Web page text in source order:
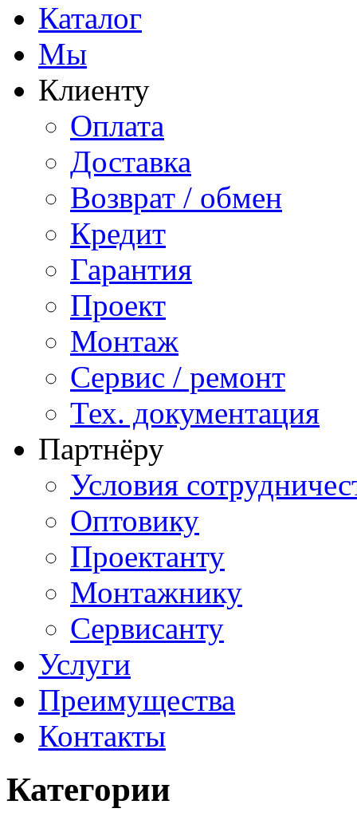
Каталог
Мы
Клиенту
Оплата
Доставка
Возврат / обмен
Кредит
Гарантия
Проект
Монтаж
Сервис / ремонт
Тех. документация
Партнёру
Условия
Оптовику
Проектанту
Монтажнику
Сервисанту
Услуги
Преимущества
Контакты
Категории